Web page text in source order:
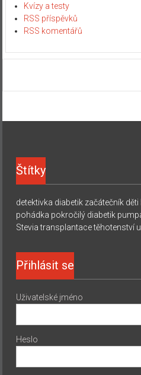
Kvízy a testy
RSS příspěvků
RSS komentářů
Štítky
detektivka diabetik začátečník děti
pohádka pokročilý diabetik
Stevia transplantace těhotenství
Přihlásit se
Uživatelské jméno
Heslo